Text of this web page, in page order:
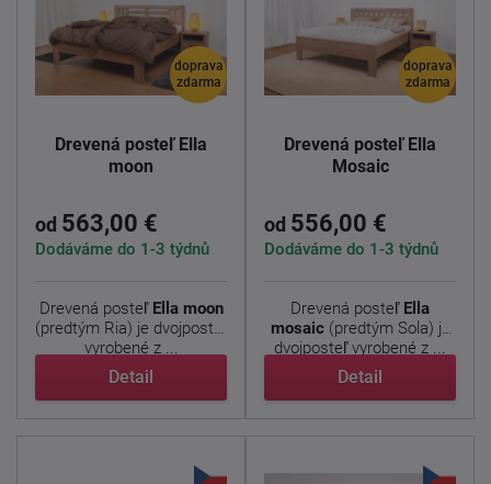
doprava
zdarma
Drevená posteľ Ella
moon
od 563,00 €
Dodáváme do 1-3 týdnů
Drevená posteľ Ella moon
(predtým Ria) je dvojposteľ
vyrobené z ...
Detail
doprava
zdarma
Drevená posteľ Ella
Mosaic
od 556,00 €
Dodáváme do 1-3 týdnů
Drevená posteľ Ella
mosaic(predtým Sola) je
dvojposteľ vyrobené z ...
Detail